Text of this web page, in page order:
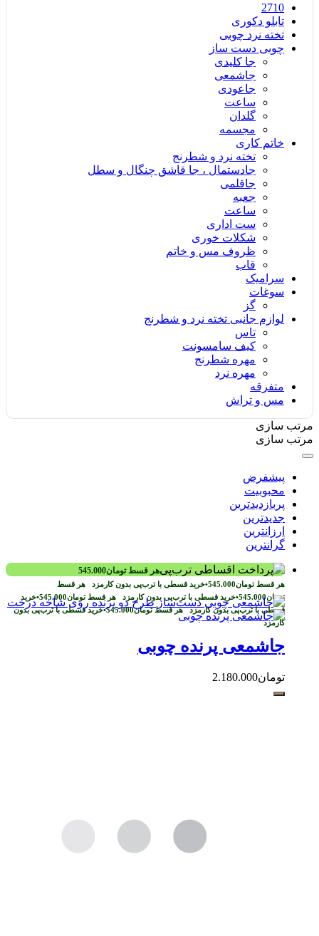
2710
تابلو دکوری
تخته نرد چوبی
چوبی دست ساز
جا کلیدی
جاشمعی
جاعودی
ساعت
گلدان
مجسمه
خاتم کاری
تخته نرد و شطرنج
جادستمال ، جا قاشق چنگال و سطل
جاقلمی
جعبه
ساعت
ست اداری
شکلات خوری
ظروف مس و خاتم
قاب
سرامیک
سوغات
گز
لوازم جانبی تخته نرد و شطرنج
تاس
کیف سامسونت
مهره شطرنج
مهره نرد
متفرقه
مس و تراش
مرتب سازی
مرتب سازی
پیشفرض
محبوبیت
پربازدیدترین
جدیدترین
ارزانترین
گرانترین
هر قسطتومان545.000
هر قسطتومان545.000
•خرید قسطی با ترب‌پی بدون کارمزد هر قسط
تومان545.000
•خرید قسطی با ترب‌پی بدون کارمزد هر قسطتومان545.000
•خرید
قسطی با ترب‌پی بدون کارمزدهر قسطتومان545.000
•خرید قسطی با ترب‌پی بدون
کارمزد
جاشمعی پرنده چوبی
تومان2.180.000